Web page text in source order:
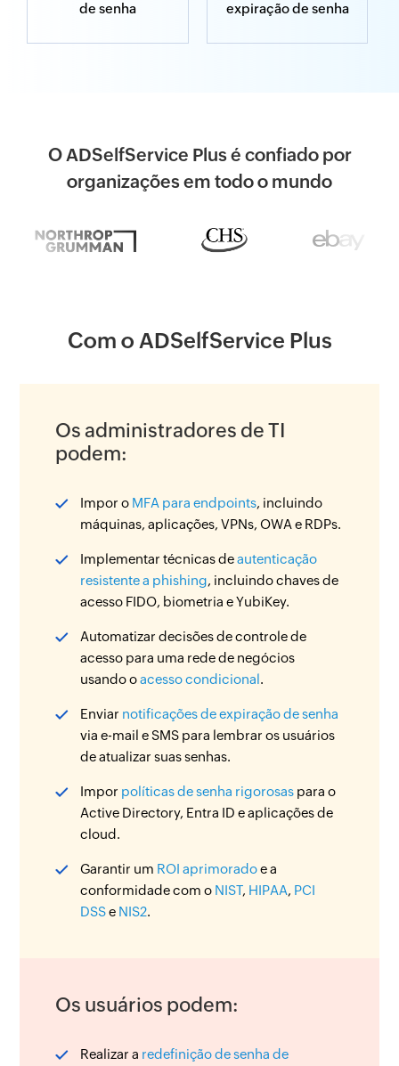
de senha
expiração de senha
O ADSelfService Plus é confiado por
organizações em todo o mundo
Com o ADSelfService Plus
Os administradores de TI
podem:
Impor o MFA para endpoints, incluindo
máquinas, aplicações, VPNs, OWA e RDPs.
Implementar técnicas deautenticação
resistente a phishing, incluindo chaves de
acesso FIDO, biometria e YubiKey.
Automatizar decisões de controle de
acesso para uma rede de negócios
usando oacesso condicional.
Enviar notificações de expiração de senha
via e-mail e SMS para lembrar os usuários
de atualizar suas senhas.
Impor políticas de senha rigorosas para o
Active Directory, Entra ID e aplicações de
cloud.
Garantir um ROI aprimoradoe a
conformidade com o NIST, HIPAA, PCI
DSSe NIS2.
Os usuários podem:
Realizar a redefinição de senha de